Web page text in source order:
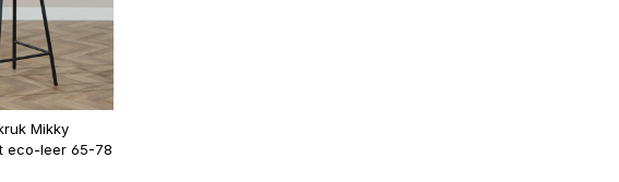
Mikky
eco-leer 65-78